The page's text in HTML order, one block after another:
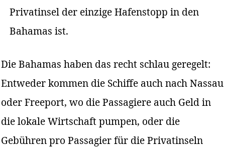
Privatinsel der einzige Hafenstopp in den
Bahamas ist.
Die Bahamas haben das recht schlau geregelt:
Entweder kommen die Schiffe auch nach Nassau
oder Freeport, wo die Passagiere auch Geld in
die lokale Wirtschaft pumpen, oder die
Gebühren pro Passagier für die Privatinseln